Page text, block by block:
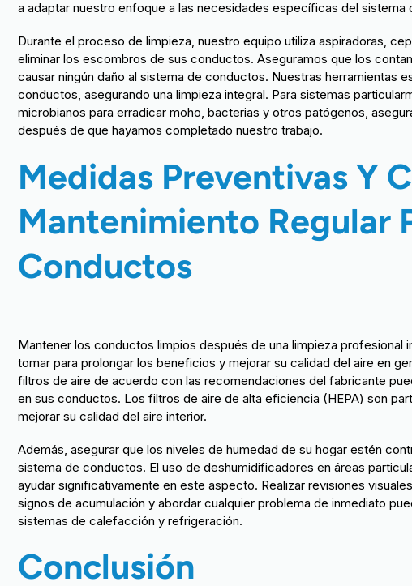
a adaptar nuestro enfoque a las necesidades específicas del sistema
Durante el proceso de limpieza, nuestro equipo utiliza aspiradoras,
eliminar los escombros de sus conductos. Aseguramos que los
causar ningún daño al sistema de conductos. Nuestras herramientas
conductos, asegurando una limpieza integral. Para sistemas
microbianos para erradicar moho, bacterias y otros patógenos,
después de que hayamos completado nuestro trabajo.
Medidas Preventivas Y
Mantenimiento Regular
Conductos
Mantener los conductos limpios después de una limpieza
tomar para prolongar los beneficios y mejorar su calidad del aire en
filtros de aire de acuerdo con las recomendaciones del fabricante
en sus conductos. Los filtros de aire de alta eficiencia (HEPA) son
mejorar su calidad del aire interior.
Además, asegurar que los niveles de humedad de su hogar estén
sistema de conductos. El uso de deshumidificadores en áreas
ayudar significativamente en este aspecto. Realizar revisiones
signos de acumulación y abordar cualquier problema de inmediato
sistemas de calefacción y refrigeración.
Conclusión